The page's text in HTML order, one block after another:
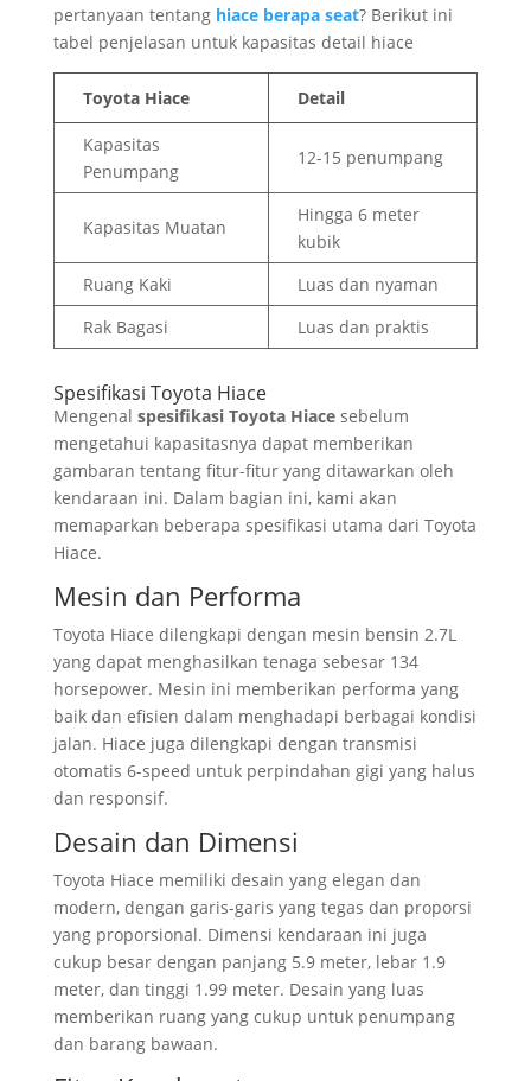
pertanyaan tentang hiace berapa seat? Berikut ini
tabel penjelasan untuk kapasitas detail hiace
Toyota Hiace Detail
Kapasitas
Penumpang
12-15 penumpang
Kapasitas Muatan
Hingga 6 meter
kubik
Ruang Kaki
Luas dan nyaman
Rak Bagasi
Luas dan praktis
Spesifikasi Toyota Hiace
Mengenal spesifikasi Toyota Hiacesebelum
mengetahui kapasitasnya dapat memberikan
gambaran tentang fitur-fitur yang ditawarkan oleh
kendaraan ini. Dalam bagian ini, kami akan
memaparkan beberapa spesifikasi utama dari Toyota
Hiace.
Mesin dan Performa
Toyota Hiace dilengkapi dengan mesin bensin 2.7L
yang dapat menghasilkan tenaga sebesar 134
horsepower. Mesin ini memberikan performa yang
baik dan efisien dalam menghadapi berbagai kondisi
jalan. Hiace juga dilengkapi dengan transmisi
otomatis 6-speed untuk perpindahan gigi yang halus
dan responsif.
Desain dan Dimensi
Toyota Hiace memiliki desain yang elegan dan
modern, dengan garis-garis yang tegas dan proporsi
yang proporsional. Dimensi kendaraan ini juga
cukup besar dengan panjang 5.9 meter, lebar 1.9
meter, dan tinggi 1.99 meter. Desain yang luas
memberikan ruang yang cukup untuk penumpang
dan barang bawaan.